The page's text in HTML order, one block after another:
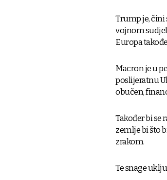
Trump je,
vojnom
Europa
Macron je u
poslijeratnu
obučen,
Također bi se
zemlje bi što
zrakom.
Te snage